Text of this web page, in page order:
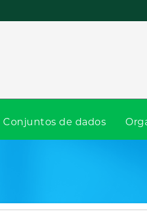
Conjuntos de dados